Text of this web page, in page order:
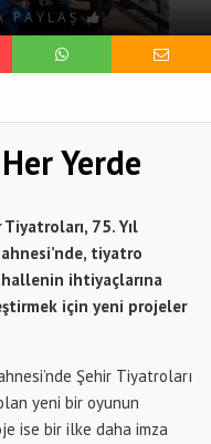
PAYLAŞ
Yerde
75. Yıl
tiyatro
ihtiyaçlarına
için yeni projeler
Şehir Tiyatroları
yeni bir oyunun
ise bir ilke daha imza